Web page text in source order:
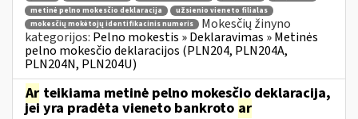
metinė pelno mokesčio deklaracija
užsienio vieneto filialas
mokesčių mokėtojų identifikacinis numeris
Mokesčių žinyno
kategorijos: Pelno mokestis » Deklaravimas » Metinės
pelno mokesčio deklaracijos (PLN204, PLN204A,
PLN204N, PLN204U)
Ar teikiama metinė pelno mokesčio deklaracija,
jei yra pradėta vieneto bankroto ar